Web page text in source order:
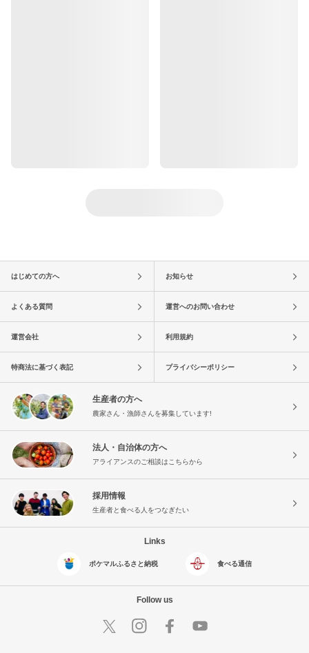
はじめての方へ お知らせ
よくある質問 運営へのお問い合わせ
運営会社 利用規約
特商法に基づく表記 プライバシーポリシー
生産者の方へ
農家さん・漁師さんを募集しています!
法人・自治体の方へ
アライアンスのご相談はこちらから
採用情報
生産者と食べる人をつなぎたい
Links
ポケマルふるさと納税 食べる通信
Follow us